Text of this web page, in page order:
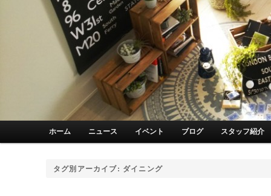
メインメニュー
メインコンテンツへ移動
サブコンテンツへ移動
ホーム ニュース イベント ブログ スタッフ紹介
タグ別アーカイブ: ダイニング